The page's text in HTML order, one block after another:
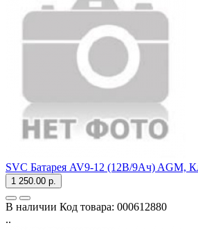
SVC Батарея AV9-12 (12В/9Ач) AGM,
1 250.00 р.
В наличии Код товара: 000612880
..